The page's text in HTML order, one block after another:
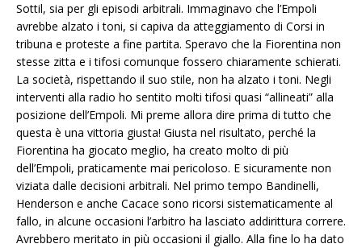
Sottil, sia per gli episodi arbitrali. Immaginavo che l’Empoli
avrebbe alzato i toni, si capiva da atteggiamento di Corsi in
tribuna e proteste a fine partita. Speravo che la Fiorentina non
stesse zitta e i tifosi comunque fossero chiaramente schierati.
La società, rispettando il suo stile, non ha alzato i toni. Negli
interventi alla radio ho sentito molti tifosi quasi “allineati” alla
posizione dell’Empoli. Mi preme allora dire prima di tutto che
questa è una vittoria giusta! Giusta nel risultato, perché la
Fiorentina ha giocato meglio, ha creato molto di più
dell’Empoli, praticamente mai pericoloso. E sicuramente non
viziata dalle decisioni arbitrali. Nel primo tempo Bandinelli,
Henderson e anche Cacace sono ricorsi sistematicamente al
fallo, in alcune occasioni l’arbitro ha lasciato addirittura correre.
Avrebbero meritato in più occasioni il giallo. Alla fine lo ha dato